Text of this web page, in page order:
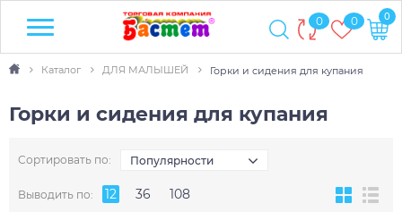
0 0 0
Каталог ДЛЯ МАЛЫШЕЙ Горки и сидения для купания
Горки и сидения для купания
Сортировать по: Популярности
Выводить по: 12 36 108